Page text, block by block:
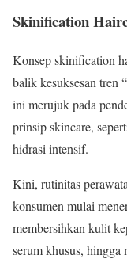
Skinification
Konsep skinification
balik kesuksesan tren
ini merujuk pada
prinsip skincare,
hidrasi intensif.
Kini, rutinitas
konsumen mulai
membersihkan kulit
serum khusus,